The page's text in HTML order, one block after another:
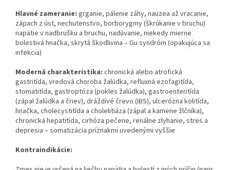
Hlavné zameranie: grganie, pálenie záhy, nauzea až vracanie,
zápach z úst, nechutenstvo, borborygmy (škrúkanie v bruchu)
napätie v nadbrušku a bruchu, nadúvanie, niekedy mierne
bolestivá hnačka, skrytá škodlivina – Gu syndróm (opakujúca sa
infekcia)
Moderná charakteristika: chronická alebo atrofická
gastritída, vredová choroba žalúdka, refluxná ezofagitída,
stomatitída, gastroptóza (pokles žalúdka), gastroenteritída
(zápal žalúdka a čriev), dráždivé črevo (IBS), ulcerózna kolitída,
hnačka, cholecystitída a cholelitiáza (zápal a kamene žlčníka),
chronická hepatitída, cirhóza pečene, renálne zlyhanie, stres a
depresia – somatizácia príznakmi uvedenými vyššie
Kontraindikácie: